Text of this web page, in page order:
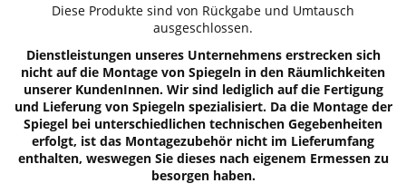
Diese Produkte sind von Rückgabe und Umtausch
ausgeschlossen.
Dienstleistungen unseres Unternehmens erstrecken sich
nicht auf die Montage von Spiegeln in den Räumlichkeiten
unserer KundenInnen. Wir sind lediglich auf die Fertigung
und Lieferung von Spiegeln spezialisiert. Da die Montage der
Spiegel bei unterschiedlichen technischen Gegebenheiten
erfolgt, ist das Montagezubehör nicht im Lieferumfang
enthalten, weswegen Sie dieses nach eigenem Ermessen zu
besorgen haben.